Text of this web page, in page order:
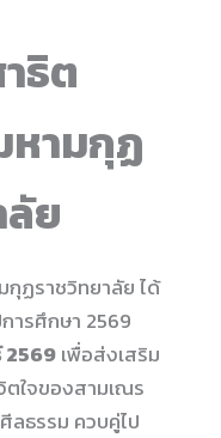
ธิต
หามกุฏ
ย
กุฏราชวิทยาลัย ได้
ารศึกษา 2569
2569เพื่อส่งเสริม
ใจของสามเณร
ลธรรม ควบคู่ไป